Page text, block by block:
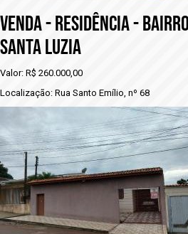
vENDA - RESIDÊNCIA -
SANTA LUZIA
Valor: R$ 260.000,00
Localização: Rua Santo Emílio, nº 68